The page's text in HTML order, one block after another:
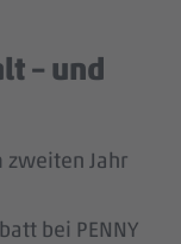
– und
zweiten Jahr
bei PENNY